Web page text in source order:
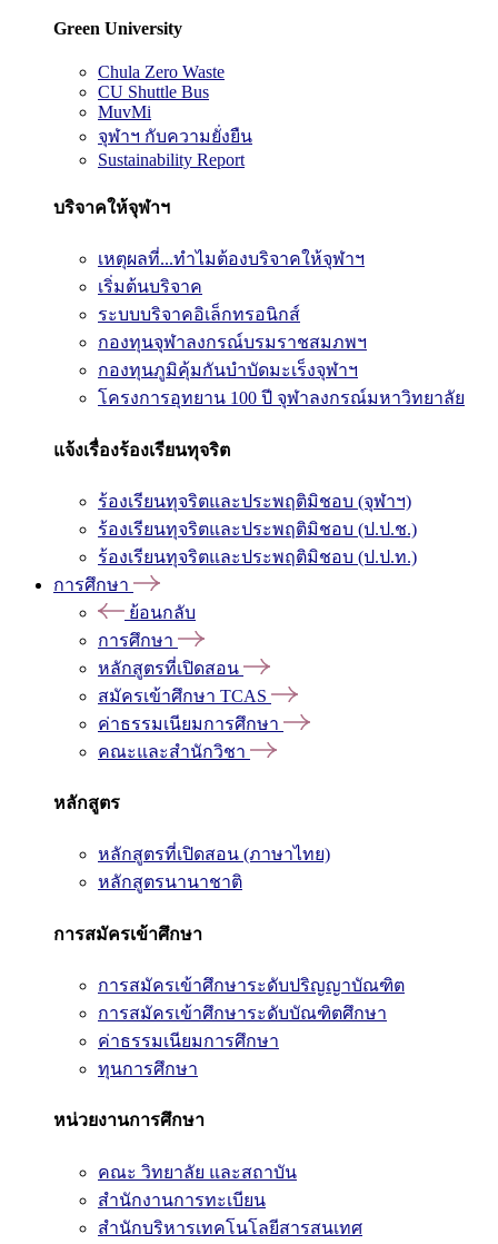
Green University
Chula Zero Waste
CU Shuttle Bus
MuvMi
จุฬาฯ กับความยั่งยืน
Sustainability Report
บริจาคให้จุฬาฯ
เหตุผลที่...ทำไมต้องบริจาคให้จุฬาฯ
เริ่มต้นบริจาค
ระบบบริจาคอิเล็กทรอนิกส์
กองทุนจุฬาลงกรณ์บรมราชสมภพฯ
กองทุนภูมิคุ้มกันบำบัดมะเร็งจุฬาฯ
โครงการอุทยาน 100 ปี จุฬาลงกรณ์มหาวิทยาลัย
แจ้งเรื่องร้องเรียนทุจริต
ร้องเรียนทุจริตและประพฤติมิชอบ (จุฬาฯ)
ร้องเรียนทุจริตและประพฤติมิชอบ (ป.ป.ช.)
ร้องเรียนทุจริตและประพฤติมิชอบ (ป.ป.ท.)
การศึกษา
ย้อนกลับ
การศึกษา
หลักสูตรที่เปิดสอน
สมัครเข้าศึกษา TCAS
ค่าธรรมเนียมการศึกษา
คณะและสำนักวิชา
หลักสูตร
หลักสูตรที่เปิดสอน (ภาษาไทย)
หลักสูตรนานาชาติ
การสมัครเข้าศึกษา
การสมัครเข้าศึกษาระดับปริญญาบัณฑิต
การสมัครเข้าศึกษาระดับบัณฑิตศึกษา
ค่าธรรมเนียมการศึกษา
ทุนการศึกษา
หน่วยงานการศึกษา
คณะ วิทยาลัย และสถาบัน
สำนักงานการทะเบียน
สำนักบริหารเทคโนโลยีสารสนเทศ